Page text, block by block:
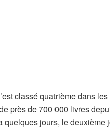
classé quatrième dans
près de 700 000 livres
jours, le deuxième